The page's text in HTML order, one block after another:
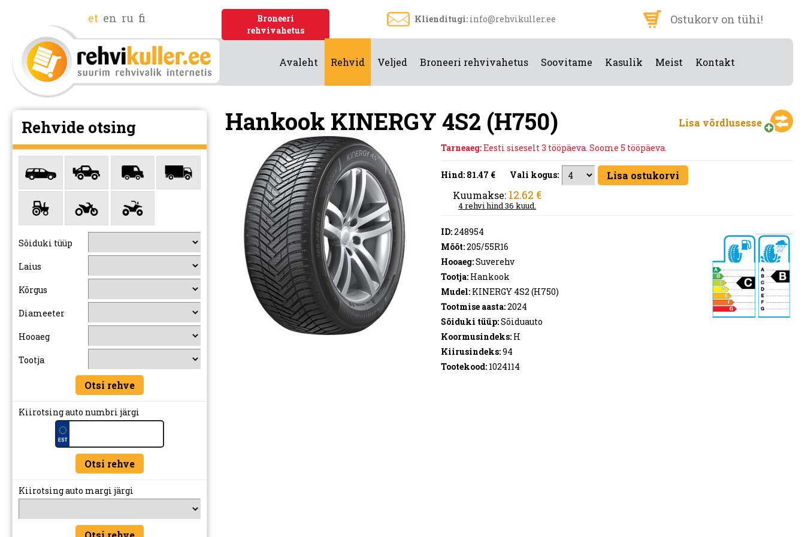
et en ru fi
Broneeri
rehvivahetus
Klienditugi: info@rehvikuller.ee Ostukorv on tühi!
Avaleht Rehvid Veljed Broneeri rehvivahetus Soovitame Kasulik Meist Kontakt
Rehvide otsing
Sõiduki tüüp
Laius
Kõrgus
Diameeter
Hooaeg
Tootja
Kiirotsing auto numbri järgi
Kiirotsing auto margi järgi
Hankook KINERGY 4S2 (H750) Lisa võrdlusesse
Tarneaeg:Eesti siseselt 3 tööpäeva. Soome 5 tööpäeva.
Hind: 81.47 € Vali kogus:
Kuumakse: 12.62 €
4 rehvi hind 36 kuud.
ID:248954
Mõõt:205/55R16
Hooaeg:Suverehv
Tootja: Hankook
Mudel: KINERGY 4S2 (H750)
Tootmise aasta:2024
Sõiduki tüüp:Sõiduauto
Koormusindeks: H
Kiirusindeks:94
Tootekood: 1024114